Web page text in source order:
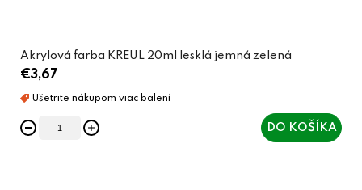
Akrylová farba KREUL 20ml lesklá jemná zelená
€3,67
DO KOŠÍKA